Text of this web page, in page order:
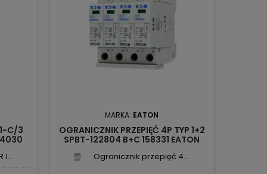
C/3
1...
MARKA: EATON
OGRANICZNIK PRZEPIĘĆ 4P TYP 1+2
SPBT-122804 B+C 158331 EATON
Ogranicznik przepięć 4...